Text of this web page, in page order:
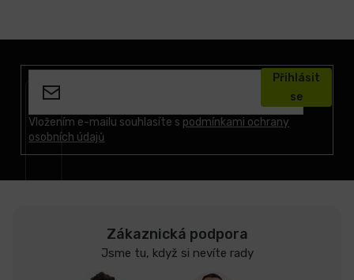
Vložením e-mailu souhlasíte s podmínkami ochrany
osobních údajů
Přihlásit
se
Zákaznická podpora
Jsme tu, když si nevíte rady